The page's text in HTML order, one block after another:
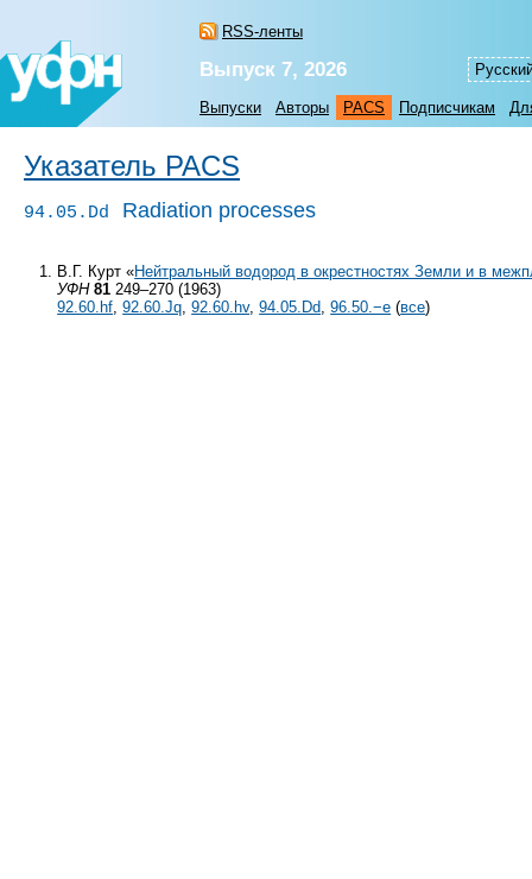
RSS-ленты
Выпуск 7, 2026
Выпуски Авторы PACS Подписчикам
Указатель PACS
94.05.Dd Radiation processes
В.Г. Курт «Нейтральный водород в окрестностях Земли и в
УФН 81 249–270 (1963)
92.60.hf,92.60.Jq,92.60.hv,94.05.Dd,96.50.−e (все)